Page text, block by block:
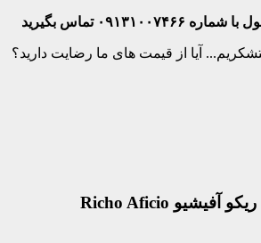
تماس بگیرید
آیا از قیمت های ما رضایت دارید؟